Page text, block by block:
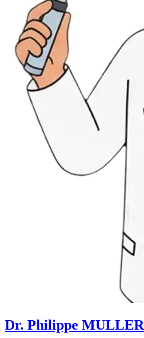
Dr. Philippe MULLER